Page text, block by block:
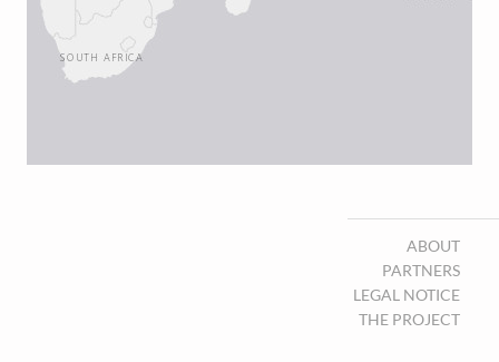
ABOUT
PARTNERS
LEGAL NOTICE
THE PROJECT